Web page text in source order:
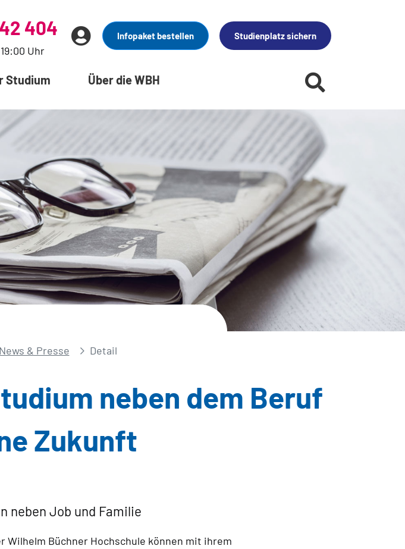
404
Uhr
Infopaket bestellen Studienplatz sichern
Studium Über die WBH
News & Presse Detail
neben dem Beruf
Zukunft
neben Job und Familie
Wilhelm Büchner Hochschule können mit ihrem